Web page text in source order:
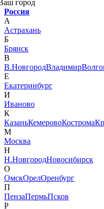
город
Россия
А
Астрахань
Б
Брянск
В
В.НовгородВладимир
Е
Екатеринбург
И
Иваново
К
КазаньКемеровоКострома
М
Москва
Н
Н.НовгородНовосибирск
О
ОмскОрелОренбург
П
ПензаПермьПсков
Р